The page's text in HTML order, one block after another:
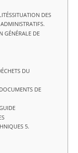
DES
GÉNÉRALE DE
DU
DE
5.